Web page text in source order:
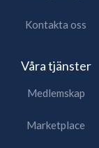
Kontakta oss
Våra tjänster
Medlemskap
Marketplace